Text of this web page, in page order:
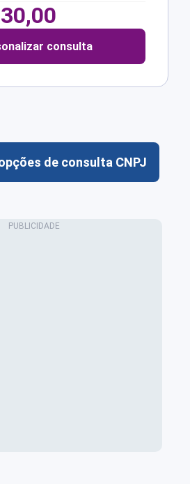
30,00
consulta
de consulta CNPJ